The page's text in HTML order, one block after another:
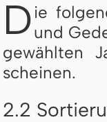
D ie
und
ge­wähl­ten
schei­nen.
2.2